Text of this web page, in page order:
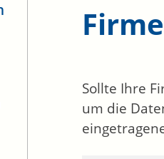
Sollte Ihre
um die